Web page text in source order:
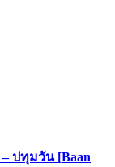
ปทุมวัน [Baan